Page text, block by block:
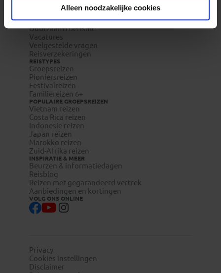
Alleen noodzakelijke cookies
REIZEN MET KONING AAP
Waarom Koning Aap?
Bestemmingen
Duurzaam toerisme
Vacatures
Veelgestelde vragen
Reisverzekeringen
REISTYPES
Groepsreizen
Pioniersreizen
Festivalreizen
Familiereizen 6+
POPULAIRE GROEPSREIZEN
Vietnam reizen
Costa Rica reizen
Indonesie reizen
Japan reizen
Marokko reizen
Zuid-Afrika reizen
INSPIRATIE & MEER
Beurzen & informatiedagen
Reisblog
Reizen met gegarandeerd vertrek
Aanbiedingen en kortingen
VOLG ONS ONLINE
Privacy
Cookies instellingen
Disclaimer